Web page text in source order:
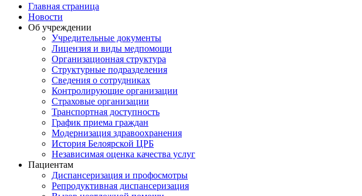
Главная страница
Новости
Об учреждении
Учредительные документы
Лицензия и виды медпомощи
Организационная структура
Структурные подразделения
Сведения о сотрудниках
Контролирующие организации
Страховые организации
Транспортная доступность
График приема граждан
Модернизация здравоохранения
История Белоярской ЦРБ
Независимая оценка качества услуг
Пациентам
Диспансеризация и профосмотры
Репродуктивная диспансеризация